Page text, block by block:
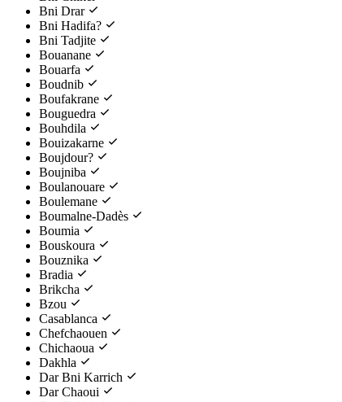
Bni Drar
Bni Hadifa?
Bni Tadjite
Bouanane
Bouarfa
Boudnib
Boufakrane
Bouguedra
Bouhdila
Bouizakarne
Boujdour?
Boujniba
Boulanouare
Boulemane
Boumalne-Dadès
Boumia
Bouskoura
Bouznika
Bradia
Brikcha
Bzou
Casablanca
Chefchaouen
Chichaoua
Dakhla
Dar Bni Karrich
Dar Chaoui